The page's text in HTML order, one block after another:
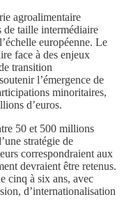
agroalimentaire
de taille intermédiaire
européenne. Le
face à des enjeux
transition
l’émergence de
minoritaires,
d’euros.
50 et 500 millions
stratégie de
correspondraient aux
devraient être retenus.
cinq à six ans, avec
d’internationalisation